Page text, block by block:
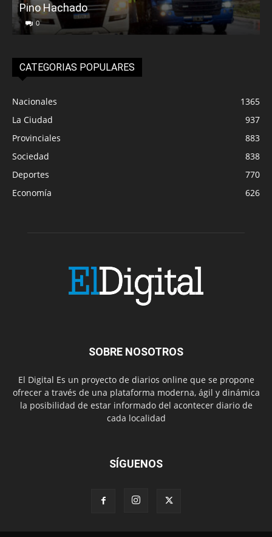
Pino Hachado
0
CATEGORIAS POPULARES
Nacionales
1365
La Ciudad
937
Provinciales
883
Sociedad
838
Deportes
770
Economía
626
SOBRE NOSOTROS
El Digital Es un proyecto de diarios online que se propone
ofrecer a través de una plataforma moderna, ágil y dinámica
la posibilidad de estar informado del acontecer diario de
cada localidad
SÍGUENOS